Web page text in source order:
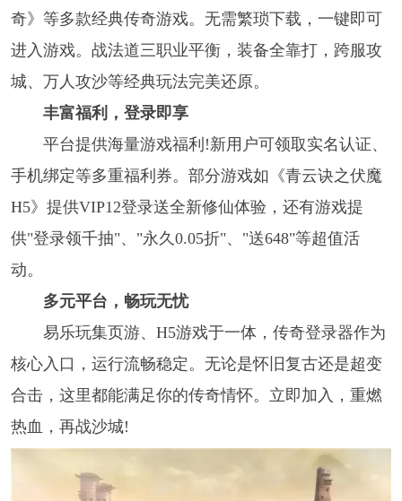
奇》等多款经典传奇游戏。无需繁琐下载，一键即可
进入游戏。战法道三职业平衡，装备全靠打，跨服攻
城、万人攻沙等经典玩法完美还原。
丰富福利，登录即享
平台提供海量游戏福利!新用户可领取实名认证、
手机绑定等多重福利券。部分游戏如《青云诀之伏魔
H5》提供VIP12登录送全新修仙体验，还有游戏提
供"登录领千抽"、"永久0.05折"、"送648"等超值活
动。
多元平台，畅玩无忧
易乐玩集页游、H5游戏于一体，传奇登录器作为
核心入口，运行流畅稳定。无论是怀旧复古还是超变
合击，这里都能满足你的传奇情怀。立即加入，重燃
热血，再战沙城!